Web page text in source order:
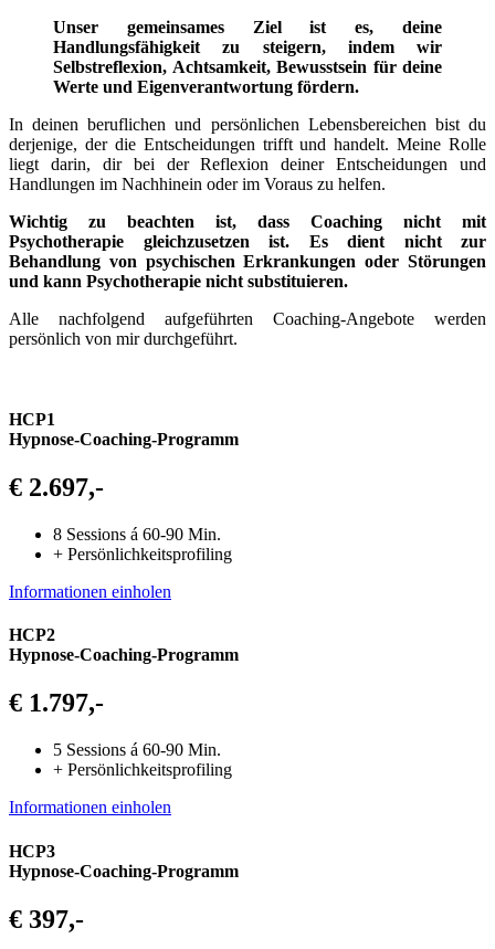
Unser gemeinsames Ziel ist es, deine
Handlungsfähigkeit zu steigern, indem wir
Selbstreflexion, Achtsamkeit, Bewusstsein für deine
Werte und Eigenverantwortung fördern.
In deinen beruflichen und persönlichen Lebensbereichen bist du
derjenige, der die Entscheidungen trifft und handelt. Meine Rolle
liegt darin, dir bei der Reflexion deiner Entscheidungen und
Handlungen im Nachhinein oder im Voraus zu helfen.
Wichtig zu beachten ist, dass Coaching nicht mit
Psychotherapie gleichzusetzen ist. Es dient nicht zur
Behandlung von psychischen Erkrankungen oder Störungen
und kann Psychotherapie nicht substituieren.
Alle nachfolgend aufgeführten Coaching-Angebote werden
persönlich von mir durchgeführt.
HCP1
Hypnose-Coaching-Programm
€ 2.697,-
8 Sessions á 60-90 Min.
+ Persönlichkeitsprofiling
Informationen einholen
HCP2
Hypnose-Coaching-Programm
€ 1.797,-
5 Sessions á 60-90 Min.
+ Persönlichkeitsprofiling
Informationen einholen
HCP3
Hypnose-Coaching-Programm
€ 397,-